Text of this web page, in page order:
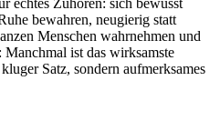
echtes Zuhören: sich bewusst
bewahren, neugierig statt
Menschen wahrnehmen und
ist das wirksamste
Satz, sondern aufmerksames